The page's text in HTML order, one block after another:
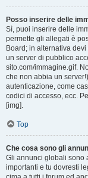
Posso inserire delle
Sì, puoi inserire delle
permette gli allegati è
Board; in alternativa
un server di pubblico
sito.com/immagine.gif.
che non abbia un
autenticazione, come
codici di accesso, ecc.
[img].
Top
Che cosa sono gli
Gli annunci globali sono
importanti e tu dovresti